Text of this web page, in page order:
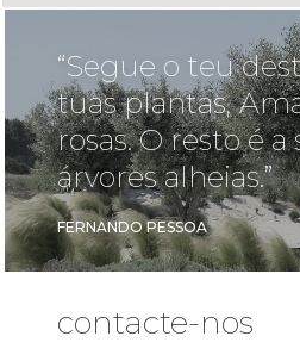
“Segue o teu
tuas plantas,
rosas. O resto é
árvores alheias.”
FERNANDO PESSOA
contacte-nos